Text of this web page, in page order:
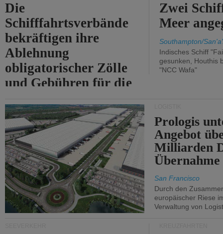
Die
Schifffahrtsverbände
bekräftigen ihre
Ablehnung
obligatorischer Zölle
und Gebühren für die
von Hormuz.
Zwei
Meer
Southampton/
Indisches Schiff
gesunken, Houthis
"NCC Wafa"
Prologis
Angebot
Milliarden
Übernahme
San Francisco
Durch den
europäischer Riese
Verwaltung von